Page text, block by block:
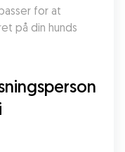
for at
på din hunds